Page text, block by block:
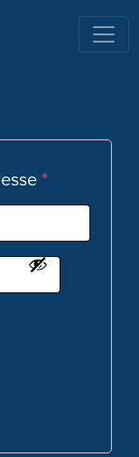
*